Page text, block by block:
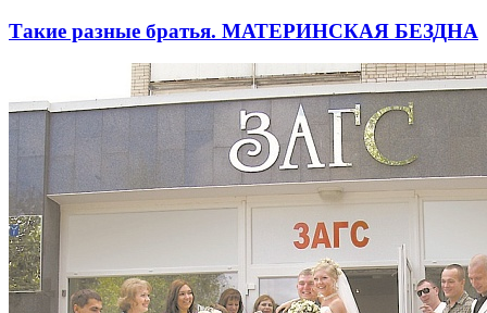
Такие разные братья. МАТЕРИНСКАЯ БЕЗДНА